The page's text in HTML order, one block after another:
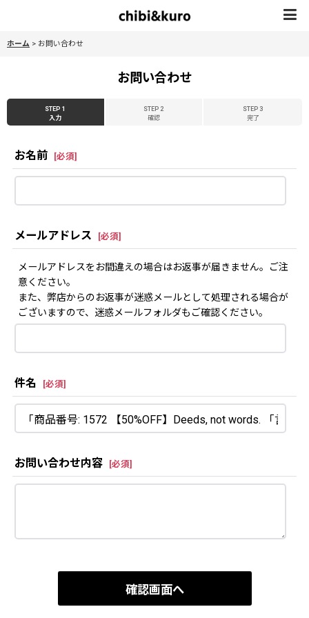
ホーム > お問い合わせ
お問い合わせ
STEP 1
入力
STEP 2
確認
STEP 3
完了
お名前 [必須]
メールアドレス [必須]
メールアドレスをお間違えの場合はお返事が届きません。ご注
意ください。
また、弊店からのお返事が迷惑メールとして処理される場合が
ございますので、迷惑メールフォルダもご確認ください。
件名 [必須]
お問い合わせ内容 [必須]
確認画面へ